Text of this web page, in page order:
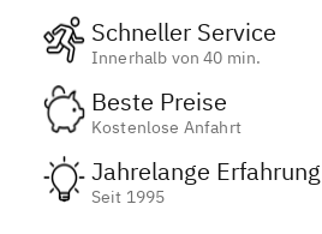
Schneller Service
Innerhalb von 40 min.
Beste Preise
Kostenlose Anfahrt
Jahrelange Erfahrung
Seit 1995